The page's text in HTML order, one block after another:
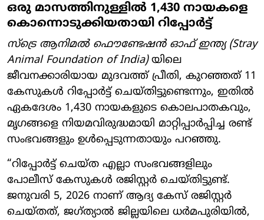
ഒരു മാസത്തിനുള്ളിൽ 1,430 നായകളെ
കൊന്നൊടുക്കിയതായി റിപ്പോർട്ട്
സ്ട്രെ ആനിമൽ ഫൌണ്ടേഷൻ ഓഫ് ഇന്ത്യ (Stray
Animal Foundation of India)യിലെ
ജീവനക്കാരിയായ മുദവത്ത് പ്രീതി, കുറഞ്ഞത് 11
കേസുകൾ റിപ്പോർട്ട് ചെയ്തിട്ടുണ്ടെന്നും, ഇതിൽ
ഏകദേശം 1,430 നായകളുടെ കൊലപാതകവും,
മൃഗങ്ങളെ നിയമവിരുദ്ധമായി മാറ്റിപ്പാർപ്പിച്ച രണ്ട്
സംഭവങ്ങളും ഉൾപ്പെടുന്നതായും പറഞ്ഞു.
“റിപ്പോർട്ട് ചെയ്ത എല്ലാ സംഭവങ്ങളിലും
പോലീസ് കേസുകൾ രജിസ്റ്റർ ചെയ്തിട്ടുണ്ട്.
ജനുവരി 5, 2026 നാണ് ആദ്യ കേസ് രജിസ്റ്റർ
ചെയ്തത്, ജഗ്ത്യാൽ ജില്ലയിലെ ധർമപുരിയിൽ,